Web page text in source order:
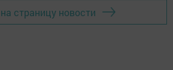
страницу новости